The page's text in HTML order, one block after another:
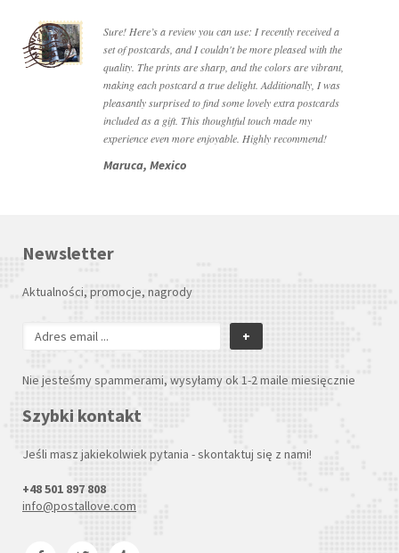
Sure! Here’s a review you can use: I recently received a
set of postcards, and I couldn't be more pleased with the
quality. The prints are sharp, and the colors are vibrant,
making each postcard a true delight. Additionally, I was
pleasantly surprised to find some lovely extra postcards
included as a gift. This thoughtful touch made my
experience even more enjoyable. Highly recommend!
Maruca, Mexico
Newsletter
Aktualności, promocje, nagrody
+
Nie jesteśmy spammerami, wysyłamy ok 1-2 maile miesięcznie
Szybki kontakt
Jeśli masz jakiekolwiek pytania - skontaktuj się z nami!
+48 501 897 808
info@postallove.com